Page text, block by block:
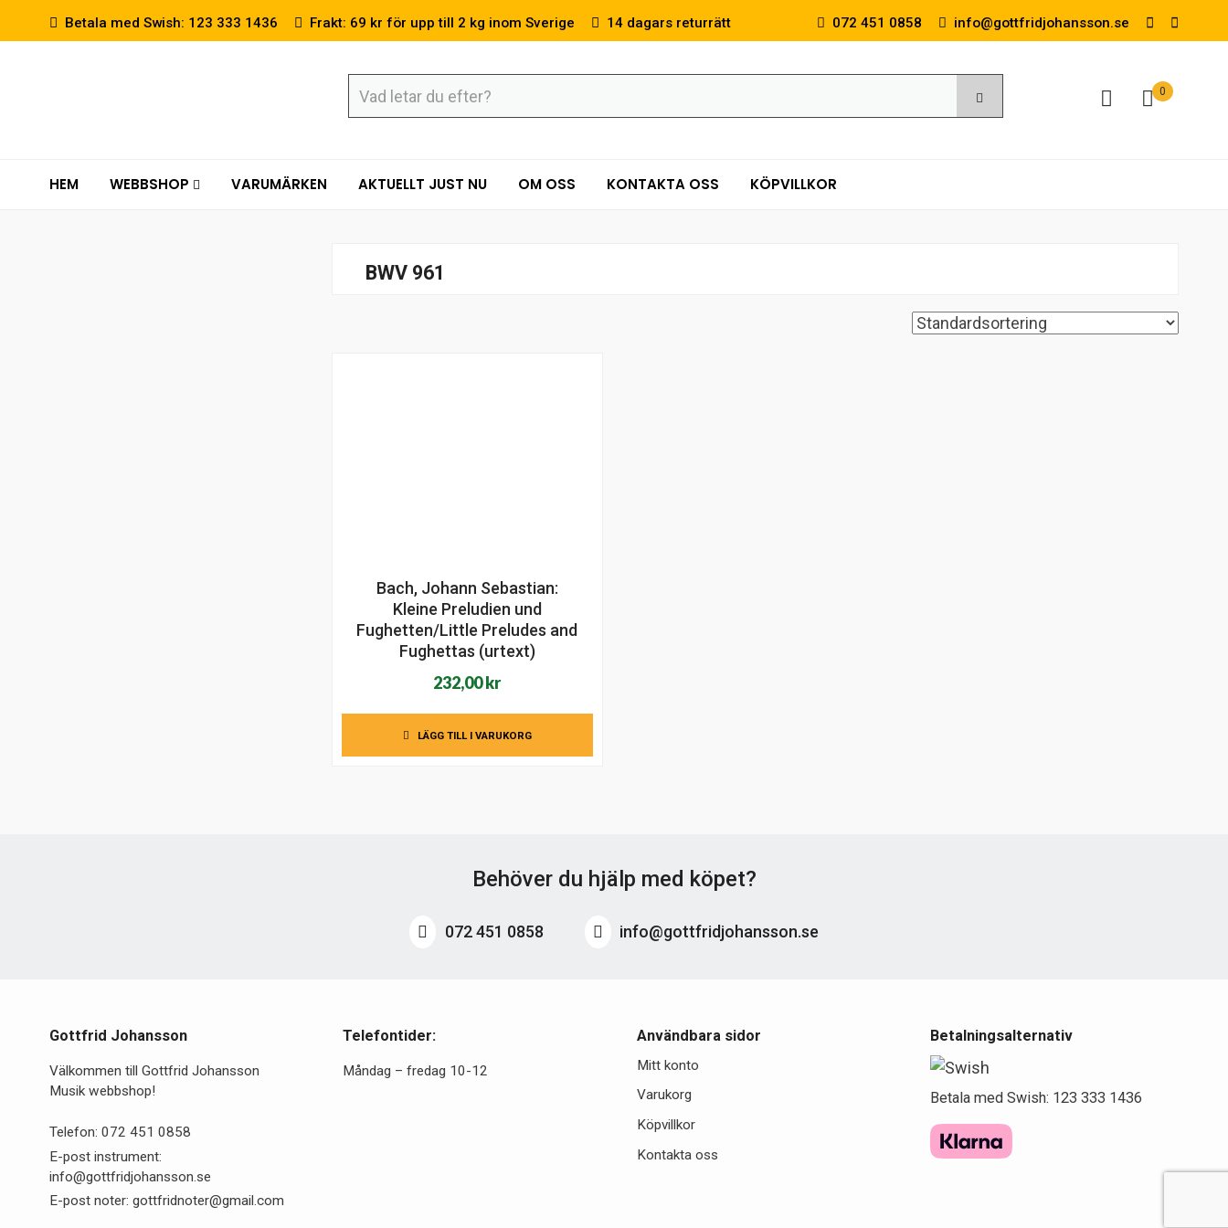
Betala med Swish: 123 333 1436 Frakt: 69 kr för upp till 2 kg inom Sverige 14 dagars returrätt 072 451 0858 info@gottfridjohansson.se
0
HEM WEBBSHOP VARUMÄRKEN AKTUELLT JUST NU OM OSS KONTAKTA OSS KÖPVILLKOR
BWV 961
Bach, Johann Sebastian:
Kleine Preludien und
Fughetten/Little Preludes and
Fughettas (urtext)
232,00kr
LÄGG TILL I VARUKORG
Behöver du hjälp med köpet?
072 451 0858 info@gottfridjohansson.se
Gottfrid Johansson
Välkommen till Gottfrid Johansson
Musik webbshop!
Telefon: 072 451 0858
E-post instrument:
info@gottfridjohansson.se
E-post noter: gottfridnoter@gmail.com
Telefontider:
Måndag – fredag 10-12
Användbara sidor
Mitt konto
Varukorg
Köpvillkor
Kontakta oss
Betalningsalternativ
Betala med Swish: 123 333 1436